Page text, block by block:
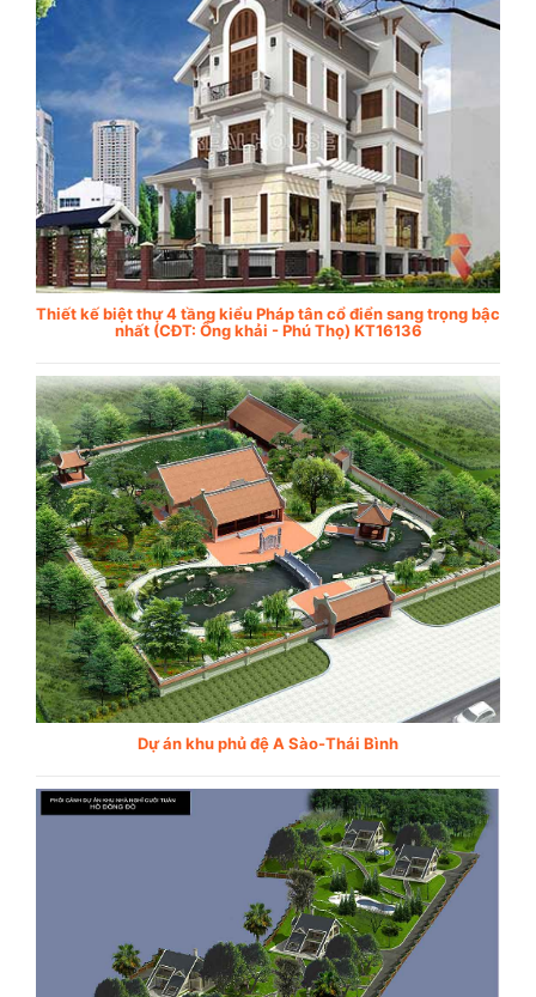
Thiết kế biệt thự 4 tầng kiểu Pháp tân cổ điển sang trọng bậc
nhất (CĐT: Ông khải - Phú Thọ) KT16136
Dự án khu phủ đệ A Sào-Thái Bình